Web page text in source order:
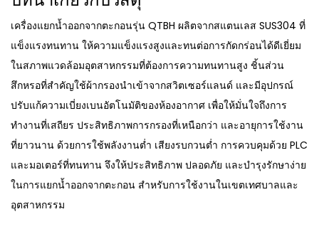
เครื่องแยกน้ำออกจากตะกอนรุ่น QTBH ผลิตจากสแตนเลส SUS304 ที่
แข็งแรงทนทาน ให้ความแข็งแรงสูงและทนต่อการกัดกร่อนได้ดีเยี่ยม
ในสภาพแวดล้อมอุตสาหกรรมที่ต้องการความทนทานสูง ชิ้นส่วน
สึกหรอที่สำคัญใช้ผ้ากรองนำเข้าจากสวิตเซอร์แลนด์ และมีอุปกรณ์
ปรับแก้ความเบี่ยงเบนอัตโนมัติของห้องอากาศ เพื่อให้มั่นใจถึงการ
ทำงานที่เสถียร ประสิทธิภาพการกรองที่เหนือกว่า และอายุการใช้งาน
ที่ยาวนาน ด้วยการใช้พลังงานต่ำ เสียงรบกวนต่ำ การควบคุมด้วย PLC
และมอเตอร์ที่ทนทาน จึงให้ประสิทธิภาพ ปลอดภัย และบำรุงรักษาง่าย
ในการแยกน้ำออกจากตะกอน สำหรับการใช้งานในเขตเทศบาลและ
อุตสาหกรรม